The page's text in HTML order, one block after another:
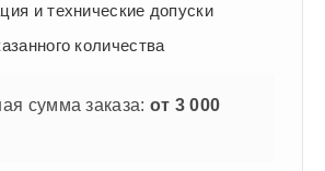
и технические допуски
количества
сумма заказа: от 3 000